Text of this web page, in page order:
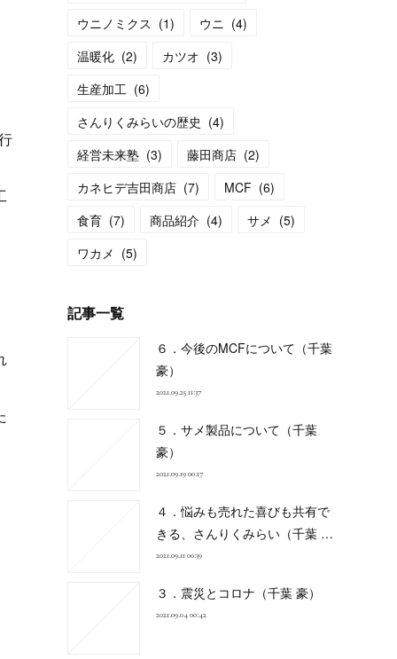
ウニノミクス (1) ウニ (4)
温暖化 (2) カツオ (3)
生産加工 (6)
さんりくみらいの歴史 (4)
経営未来塾 (3) 藤田商店 (2)
カネヒデ吉田商店 (7) MCF (6)
食育 (7) 商品紹介 (4) サメ (5)
ワカメ (5)
記事一覧
６．今後のMCFについて（千葉
豪）
2021.09.25 11:37
５．サメ製品について（千葉
豪）
2021.09.19 00:17
４．悩みも売れた喜びも共有で
きる、さんりくみらい（千葉 …
2021.09.11 00:39
３．震災とコロナ（千葉 豪）
2021.09.04 00:42